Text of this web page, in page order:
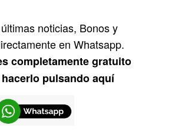
noticias, Bonos y
en Whatsapp.
completamente gratuito
pulsando aquí